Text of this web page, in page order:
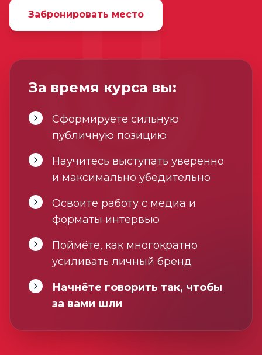
Забронировать место
За время курса вы:
Сформируете сильную
публичную позицию
Научитесь выступать уверенно
и максимально убедительно
Освоите работу с медиа и
форматы интервью
Поймёте, как многократно
усиливать личный бренд
Начнёте говорить так, чтобы
за вами шли